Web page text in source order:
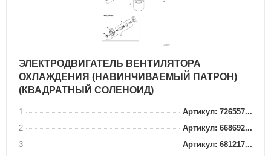
ЭЛЕКТРОДВИГАТЕЛЬ ВЕНТИЛЯТОРА
ОХЛАЖДЕНИЯ (НАВИНЧИВАЕМЫЙ ПАТРОН)
(КВАДРАТНЫЙ СОЛЕНОИД)
1
Артикул: 726557...
2
Артикул: 668692...
3
Артикул: 681217...